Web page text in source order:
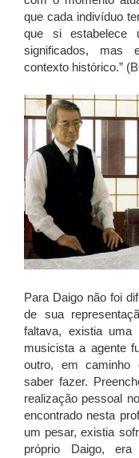
que cada indivíduo
que si estabelece
significados, mas
contexto histórico.”
Para Daigo não foi
de sua
faltava, existia uma
musicista a agente
outro, em caminho
saber fazer.
realização pessoal
encontrado nesta
um pesar, existia
próprio Daigo,